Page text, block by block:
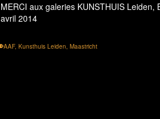
MERCI aux galeries KUNSTHUIS
avril 2014
AAF,Kunsthuis Leiden,Maastricht